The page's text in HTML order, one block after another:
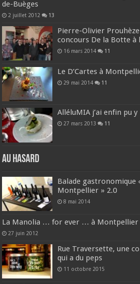
de-Buèges
2 juillet 2012 13
Pierre-Olivier
concours De la Botte à
16 mars 2014 11
Le D’Cartes à
29 mai 2014 11
AlléluMIA j’ai enfin pu
27 mars 2013 11
Au hasard
Balade gastronomique
Montpellier » 2.0
8 mai 2014
La Manolia … for ever … à Montpellier
27 juin 2012
Rue Traversette, une
qui a du peps
11 octobre 2015